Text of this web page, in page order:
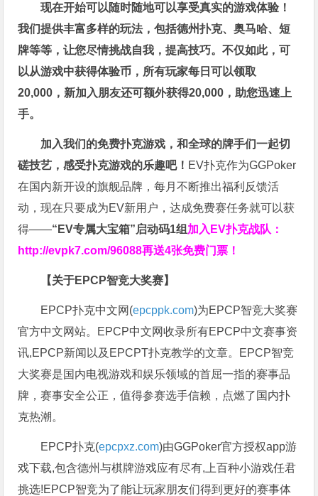
现在开始可以随时随地可以享受真实的游戏体验！
我们提供丰富多样的玩法，包括德州扑克、奥马哈、短
牌等等，让您尽情挑战自我，提高技巧。不仅如此，可
以从游戏中获得体验币，所有玩家每日可以领取
20,000，新加入朋友还可额外获得20,000，助您迅速上
手。
加入我们的免费扑克游戏，和全球的牌手们一起切
磋技艺，感受扑克游戏的乐趣吧！ EV扑克作为GGPoker
在国内新开设的旗舰品牌，每月不断推出福利反馈活
动，现在只要成为EV新用户，达成免费赛任务就可以获
得——“EV专属大宝箱”启动码1组 加入EV扑克战队：
http://evpk7.com/96088再送4张免费门票！
【关于EPCP智竞大奖赛】
EPCP扑克中文网(epcppk.com)为EPCP智竞大奖赛
官方中文网站。EPCP中文网收录所有EPCP中文赛事资
讯,EPCP新闻以及EPCPT扑克教学的文章。EPCP智竞
大奖赛是国内电视游戏和娱乐领域的首屈一指的赛事品
牌，赛事安全公正，值得参赛选手信赖，点燃了国内扑
克热潮。
EPCP扑克(epcpxz.com)由GGPoker官方授权app游
戏下载,包含德州与棋牌游戏应有尽有,上百种小游戏任君
挑选!EPCP智竞为了能让玩家朋友们得到更好的赛事体